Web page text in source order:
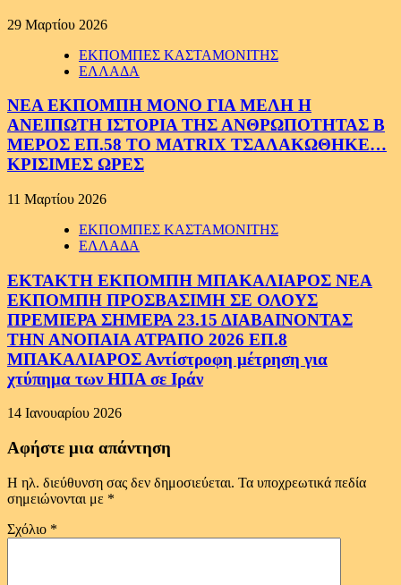
29 Μαρτίου 2026
ΕΚΠΟΜΠΕΣ ΚΑΣΤΑΜΟΝΙΤΗΣ
ΕΛΛΑΔΑ
ΝΕΑ ΕΚΠΟΜΠΗ ΜΟΝΟ ΓΙΑ ΜΕΛΗ Η
ΑΝΕΙΠΩΤΗ ΙΣΤΟΡΙΑ ΤΗΣ ΑΝΘΡΩΠΟΤΗΤΑΣ Β
ΜΕΡΟΣ ΕΠ.58 ΤΟ MATRIX ΤΣΑΛΑΚΩΘΗΚΕ…
ΚΡΙΣΙΜΕΣ ΩΡΕΣ
11 Μαρτίου 2026
ΕΚΠΟΜΠΕΣ ΚΑΣΤΑΜΟΝΙΤΗΣ
ΕΛΛΑΔΑ
ΕΚΤΑΚΤΗ ΕΚΠΟΜΠΗ ΜΠΑΚΑΛΙΑΡΟΣ ΝΕΑ
ΕΚΠΟΜΠΗ ΠΡΟΣΒΑΣΙΜΗ ΣΕ ΟΛΟΥΣ
ΠΡΕΜΙΕΡΑ ΣΗΜΕΡΑ 23.15 ΔΙΑΒΑΙΝΟΝΤΑΣ
ΤΗΝ ΑΝΟΠΑΙΑ ΑΤΡΑΠΟ 2026 ΕΠ.8
ΜΠΑΚΑΛΙΑΡΟΣ Αντίστροφη μέτρηση για
χτύπημα των ΗΠΑ σε Ιράν
14 Ιανουαρίου 2026
Αφήστε μια απάντηση
Η ηλ. διεύθυνση σας δεν δημοσιεύεται. Τα υποχρεωτικά πεδία
σημειώνονται με *
Σχόλιο *